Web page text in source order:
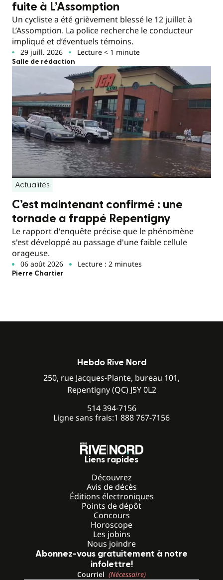
fuite à L’Assomption
Un cycliste a été grièvement blessé le 12 juillet à
L’Assomption. La police recherche le conducteur
impliqué et d’éventuels témoins.
29 juill. 2026 Lecture < 1 minute
Salle de rédaction
Actualités
C’est maintenant confirmé : une
tornade a frappé Repentigny
Le rapport d'enquête précise que le phénomène
s'est développé au passage d'une faible cellule
orageuse.
06 août 2026 Lecture : 2 minutes
Pierre Chartier
Hebdo Rive Nord
250, rue Jacques-Plante, bureau 101,
Repentigny (QC) J5Y 0L2
514 394-7156
Ligne sans frais:1 888 767-7156
Liens rapides
Découvrez
Avis de décès
Éditions électroniques
Points de dépôt
Concours
Horoscope
Les jobins
Nous joindre
Abonnez-vous gratuitement à notre
infolettre!
Courriel (Nécessaire)